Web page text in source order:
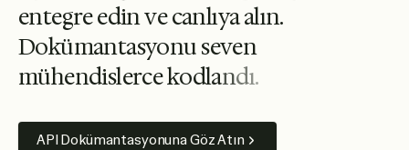
entegreedinvecanlıyaalın.
Dokümantasyonuseven
mühendislercekodlandı.
API Dokümantasyonuna Göz Atın